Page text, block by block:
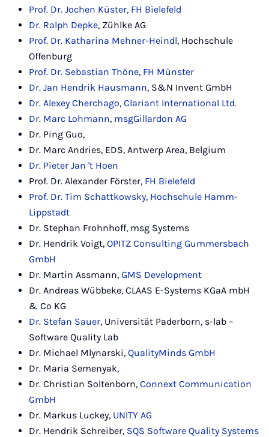
Prof. Dr. Jochen Küster, FH Bielefeld
Dr. Ralph Depke, Zühlke AG
Prof. Dr. Katharina Mehner-Heindl, Hochschule
Offenburg
Prof. Dr. Sebastian Thöne, FH Münster
Dr. Jan Hendrik Hausmann, S&N Invent GmbH
Dr. Alexey Cherchago, Clariant International Ltd.
Dr. Marc Lohmann, msgGillardon AG
Dr. Ping Guo,
Dr. Marc Andries, EDS, Antwerp Area, Belgium
Dr. Pieter Jan 't Hoen
Prof. Dr. Alexander Förster, FH Bielefeld
Prof. Dr. Tim Schattkowsky, Hochschule Hamm-
Lippstadt
Dr. Stephan Frohnhoff, msg Systems
Dr. Hendrik Voigt, OPITZ Consulting Gummersbach
GmbH
Dr. Martin Assmann, GMS Development
Dr. Andreas Wübbeke, CLAAS E-Systems KGaA mbH
& Co KG
Dr. Stefan Sauer, Universität Paderborn, s-lab –
Software Quality Lab
Dr. Michael Mlynarski, QualityMinds GmbH
Dr. Maria Semenyak,
Dr. Christian Soltenborn, Connext Communication
GmbH
Dr. Markus Luckey, UNITY AG
Dr. Hendrik Schreiber, SQS Software Quality Systems